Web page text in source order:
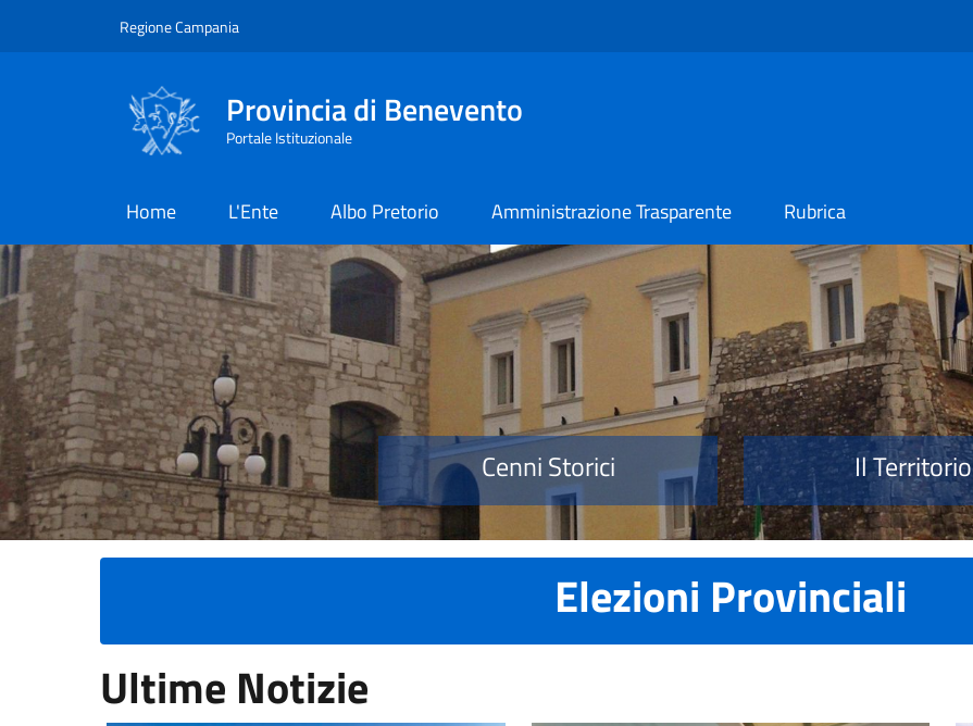
Regione Campania
Provincia di Benevento
Portale Istituzionale
Home L'Ente Albo Pretorio Amministrazione Trasparente Rubrica
Provincia di Benevento
Cenni Storici Il Territorio
Elezioni Provinciali
Ultime Notizie